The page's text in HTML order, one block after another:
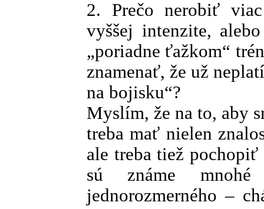
2. Prečo nerobiť
vyššej intenzite,
„poriadne ťažkom“
znamenať, že už
na bojisku“?
Myslím, že na to, aby
treba mať nielen
ale treba tiež pochopiť
sú známe mnohé
jednorozmerného –